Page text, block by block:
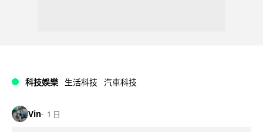
科技娛樂 生活科技 汽車科技
Vin 1 日